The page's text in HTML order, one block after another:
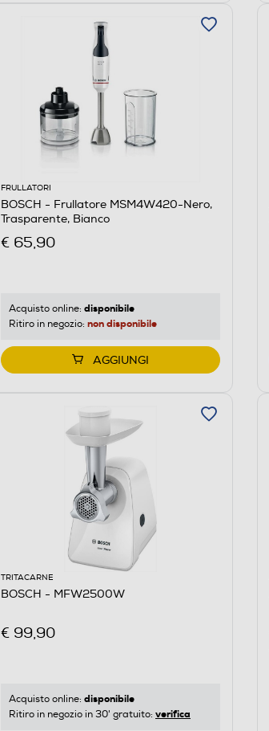
FRULLATORI
BOSCH - Frullatore MSM4W420-Nero,
Trasparente, Bianco
€ 65,90
Acquisto online: disponibile
Ritiro in negozio: non disponibile
AGGIUNGI
TRITACARNE
BOSCH - MFW2500W
€ 99,90
Acquisto online: disponibile
Ritiro in negozio in 30' gratuito: verifica